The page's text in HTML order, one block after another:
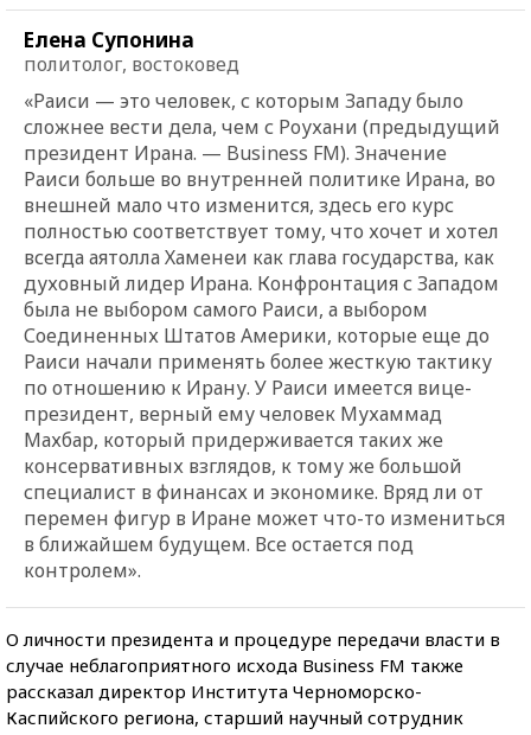
Елена Супонина
политолог, востоковед
«Раиси — это человек, с которым Западу было
сложнее вести дела, чем с Роухани (предыдущий
президент Ирана. — Business FM). Значение
Раиси больше во внутренней политике Ирана, во
внешней мало что изменится, здесь его курс
полностью соответствует тому, что хочет и хотел
всегда аятолла Хаменеи как глава государства, как
духовный лидер Ирана. Конфронтация с Западом
была не выбором самого Раиси, а выбором
Соединенных Штатов Америки, которые еще до
Раиси начали применять более жесткую тактику
по отношению к Ирану. У Раиси имеется вице-
президент, верный ему человек Мухаммад
Махбар, который придерживается таких же
консервативных взглядов, к тому же большой
специалист в финансах и экономике. Вряд ли от
перемен фигур в Иране может что-то измениться
в ближайшем будущем. Все остается под
контролем».
О личности президента и процедуре передачи власти в
случае неблагоприятного исхода Business FM также
рассказал директор Института Черноморско-
Каспийского региона, старший научный сотрудник